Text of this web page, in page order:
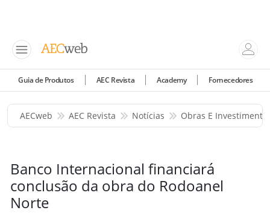
Guia de Produtos AEC Revista Academy Fornecedores
AECweb AEC Revista Notícias Obras E
Banco Internacional financiará
conclusão da obra do Rodoanel
Norte